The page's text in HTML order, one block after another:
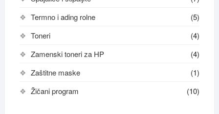
Termno i ading rolne
(5)
Toneri
(4)
Zamenski toneri za HP
(4)
Zaštitne maske
(1)
Žičani program
(10)